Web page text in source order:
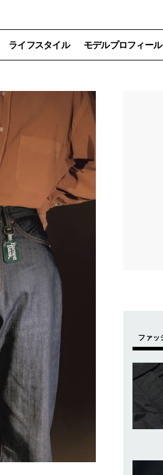
ライフスタイル モデルプロフィール